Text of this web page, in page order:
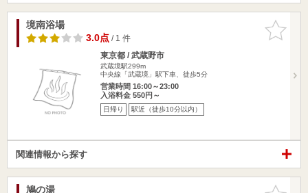
お気に入
りに追加
境南浴場
3.0点/ 1 件
東京都 / 武蔵野市
武蔵境駅299m
中央線「武蔵境」駅下車、徒歩5分
営業時間 16:00～23:00
入浴料金 550円～
日帰り 駅近（徒歩10分以内）
関連情報から探す
お気に入
鳩の湯